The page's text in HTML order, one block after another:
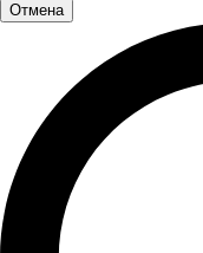
Отмена